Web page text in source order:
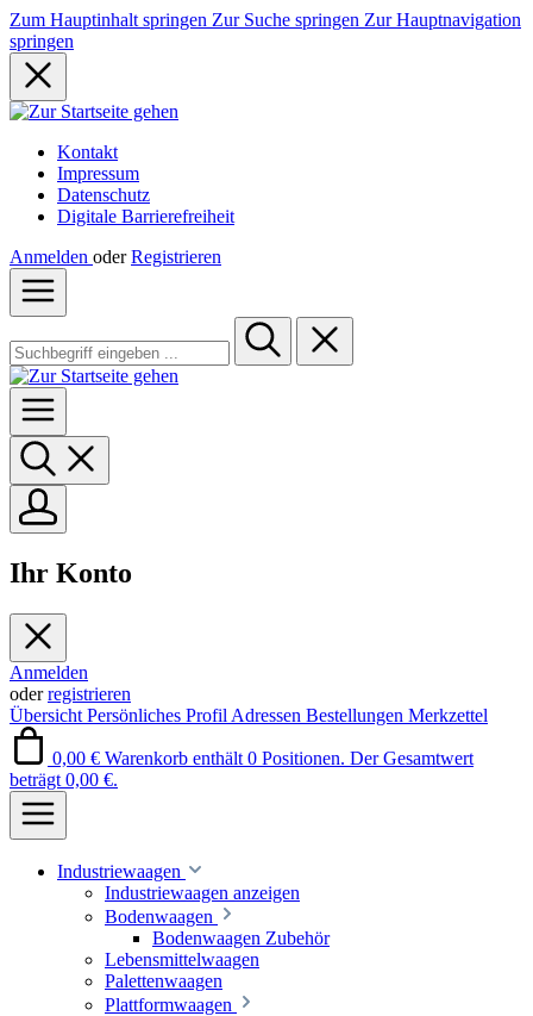
Zum Hauptinhalt springen Zur Suche springen Zur Hauptnavigation
springen
Kontakt
Impressum
Datenschutz
Digitale Barrierefreiheit
Anmelden oder Registrieren
Ihr Konto
Anmelden
oderregistrieren
Übersicht Persönliches Profil Adressen Bestellungen Merkzettel
0,00 € Warenkorb enthält 0 Positionen. Der Gesamtwert
beträgt 0,00 €.
Industriewaagen
Industriewaagen anzeigen
Bodenwaagen
Bodenwaagen Zubehör
Lebensmittelwaagen
Palettenwaagen
Plattformwaagen